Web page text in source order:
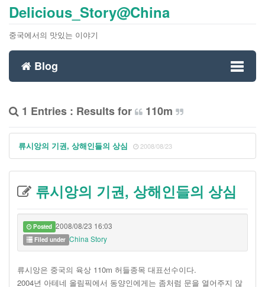
Delicious_Story@China
중국에서의 맛있는 이야기
Blog
1 Entries : Results for 110m
류시앙의 기권, 상해인들의 상심 2008/08/23
류시앙의 기권, 상해인들의 상심
Posted 2008/08/23 16:03
Filed under China Story
류시앙은 중국의 육상 110m 허들종목 대표선수이다.
2004년 아테네 올림픽에서 동양인에게는 좀처럼 문을 열어주지 않